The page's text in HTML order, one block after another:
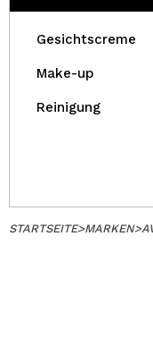
Gesichtscreme
Make-up
Reinigung
STARTSEITE>MARKEN>